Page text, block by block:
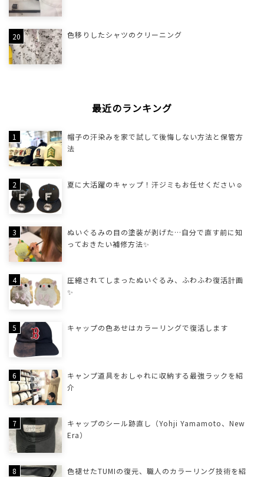
色移りしたシャツのクリーニング
最近のランキング
帽子の汗染みを家で試して後悔しない方法と保管方
法
夏に大活躍のキャップ！汗ジミもお任せください☺
ぬいぐるみの目の塗装が剥げた…自分で直す前に知
っておきたい補修方法✨
圧縮されてしまったぬいぐるみ、ふわふわ復活計画
✨
キャップの色あせはカラーリングで復活します
キャンプ道具をおしゃれに収納する最強ラックを紹
介
キャップのシール跡直し（Yohji Yamamoto、New
Era）
色褪せたTUMIの復元、職人のカラーリング技術を紹